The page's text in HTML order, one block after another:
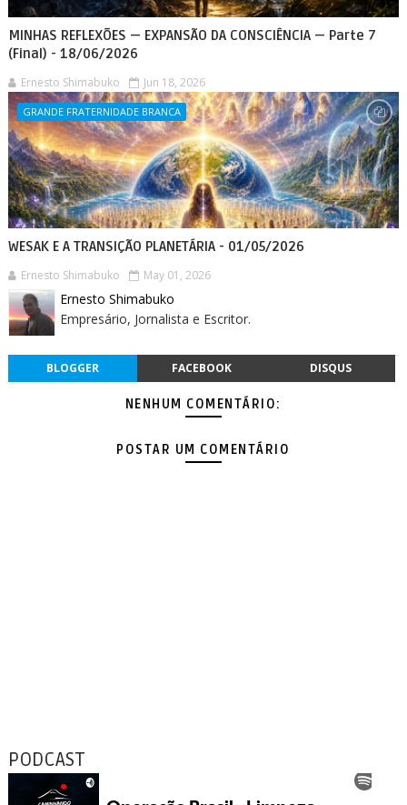
MINHAS REFLEXÕES — EXPANSÃO DA CONSCIÊNCIA — Parte 7
(Final) - 18/06/2026
Ernesto Shimabuko Jun 18, 2026
GRANDE FRATERNIDADE BRANCA
WESAK E A TRANSIÇÃO PLANETÁRIA - 01/05/2026
Ernesto Shimabuko May 01, 2026
Ernesto Shimabuko
Empresário, Jornalista e Escritor.
BLOGGER FACEBOOK DISQUS
NENHUM COMENTÁRIO:
POSTAR UM COMENTÁRIO
PODCAST